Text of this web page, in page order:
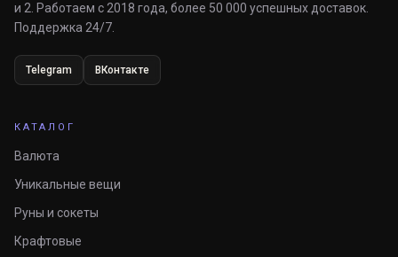
и 2. Работаем с 2018 года, более 50 000 успешных доставок.
Поддержка 24/7.
Telegram ВКонтакте
КАТАЛОГ
Валюта
Уникальные вещи
Руны и сокеты
Крафтовые